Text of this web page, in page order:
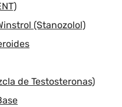
(Stanozolol)
de Testosteronas)